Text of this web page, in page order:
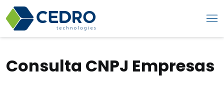
Consulta CNPJ Empresas